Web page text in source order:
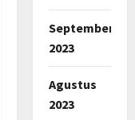
September
2023
Agustus
2023